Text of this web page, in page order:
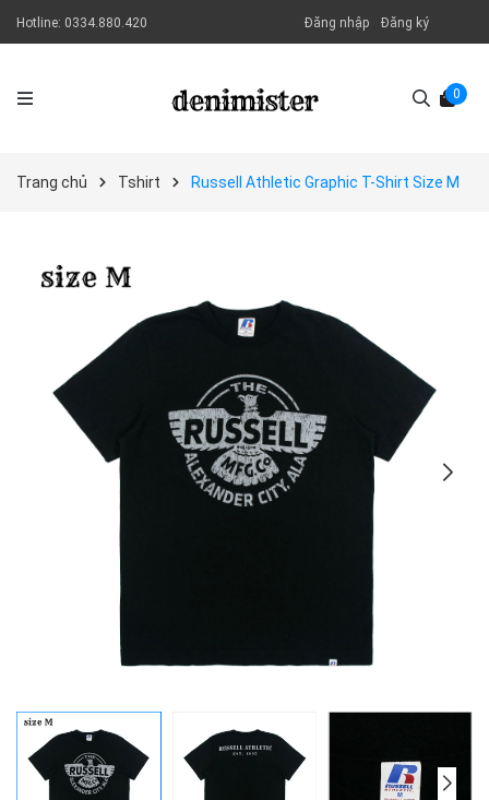
Hotline: 0334.880.420 Đăng nhập Đăng ký
0
Trang chủ Tshirt Russell Athletic Graphic T-Shirt Size M